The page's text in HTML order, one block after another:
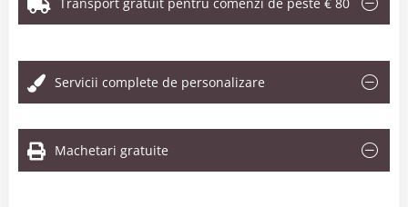
Servicii complete de personalizare
Machetari gratuite